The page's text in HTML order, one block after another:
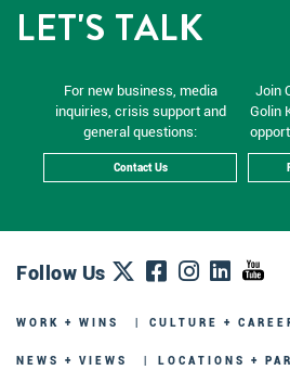
LET'S TALK
For new business, media
inquiries, crisis support and
general questions:
Contact Us
Join
Golin
Follow Us
WORK + WINS CULTURE +
NEWS + VIEWS LOCATIONS +